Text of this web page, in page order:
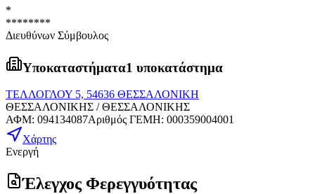
*
********
Διευθύνων Σύμβουλος
Υποκαταστήματα1 υποκατάστημα
ΤΕΛΛΟΓΛΟΥ 5, 54636 ΘΕΣΣΑΛΟΝΙΚΗ
ΘΕΣΣΑΛΟΝΙΚΗΣ / ΘΕΣΣΑΛΟΝΙΚΗΣ
ΑΦΜ: 094134087Αριθμός ΓΕΜΗ: 000359004001
Χάρτης
Ενεργή
Έλεγχος Φερεγγυότητας